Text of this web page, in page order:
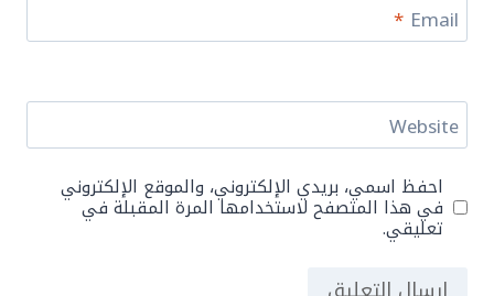
Email
*
Website
احفظ اسمي، بريدي الإلكتروني، والموقع الإلكتروني
في هذا المتصفح لاستخدامها المرة المقبلة في
تعليقي.